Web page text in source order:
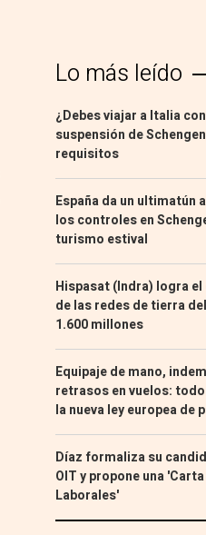
Lo más leído
¿Debes viajar a Italia
suspensión de
requisitos
España da un ultimatún
los controles en
turismo estival
Hispasat (Indra) logra
de las redes de tierra
1.600 millones
Equipaje de mano,
retrasos en vuelos:
la nueva ley europea de
Díaz formaliza su
OIT y propone una
Laborales'